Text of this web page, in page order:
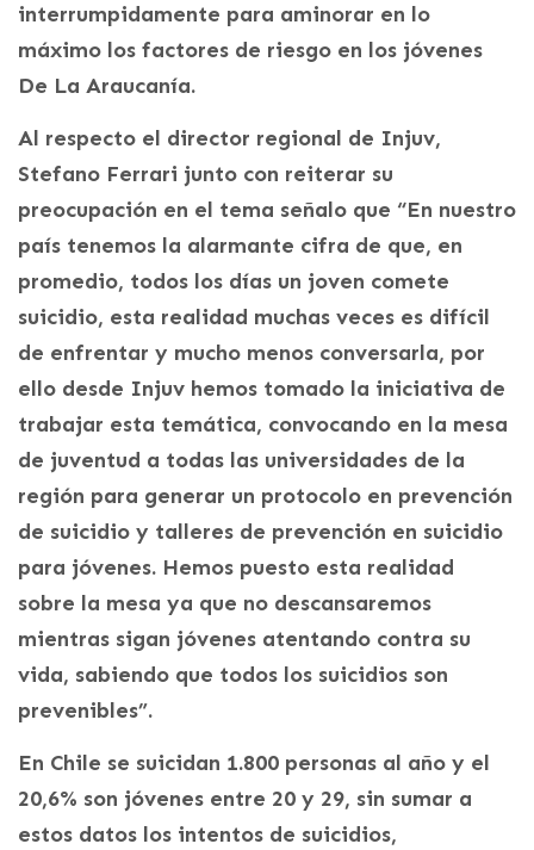
interrumpidamente para aminorar en lo
máximo los factores de riesgo en los jóvenes
De La Araucanía.
Al respecto el director regional de Injuv,
Stefano Ferrari junto con reiterar su
preocupación en el tema señalo que “En nuestro
país tenemos la alarmante cifra de que, en
promedio, todos los días un joven comete
suicidio, esta realidad muchas veces es difícil
de enfrentar y mucho menos conversarla, por
ello desde Injuv hemos tomado la iniciativa de
trabajar esta temática, convocando en la mesa
de juventud a todas las universidades de la
región para generar un protocolo en prevención
de suicidio y talleres de prevención en suicidio
para jóvenes. Hemos puesto esta realidad
sobre la mesa ya que no descansaremos
mientras sigan jóvenes atentando contra su
vida, sabiendo que todos los suicidios son
prevenibles”.
En Chile se suicidan 1.800 personas al año y el
20,6% son jóvenes entre 20 y 29, sin sumar a
estos datos los intentos de suicidios,